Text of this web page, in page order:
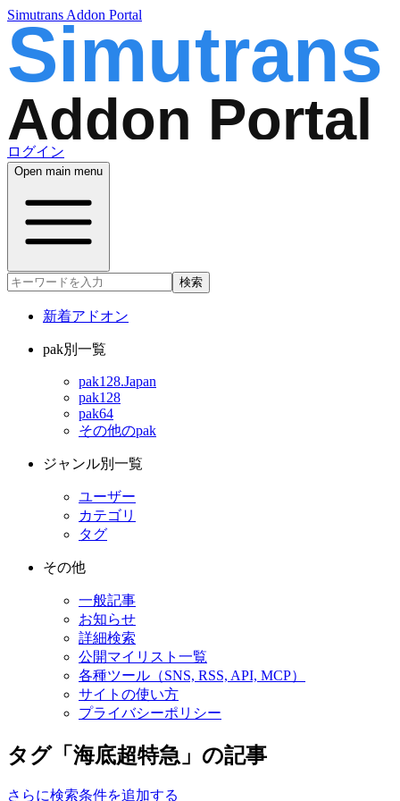
Simutrans Addon Portal
ログイン
Open main menu
検索
新着アドオン
pak別一覧
pak128.Japan
pak128
pak64
その他のpak
ジャンル別一覧
ユーザー
カテゴリ
タグ
その他
一般記事
お知らせ
詳細検索
公開マイリスト一覧
各種ツール（SNS, RSS, API, MCP）
サイトの使い方
プライバシーポリシー
タグ「海底超特急」の記事
さらに検索条件を追加する